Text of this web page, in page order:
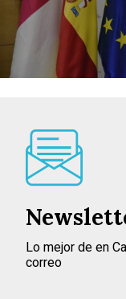
Lo mejor de en
correo